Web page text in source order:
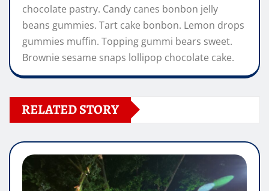
chocolate pastry. Candy canes bonbon jelly
beans gummies. Tart cake bonbon. Lemon drops
gummies muffin. Topping gummi bears sweet.
Brownie sesame snaps lollipop chocolate cake.
RELATED STORY